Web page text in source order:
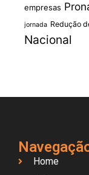
empresas
jornada Redução
Nacional
Home